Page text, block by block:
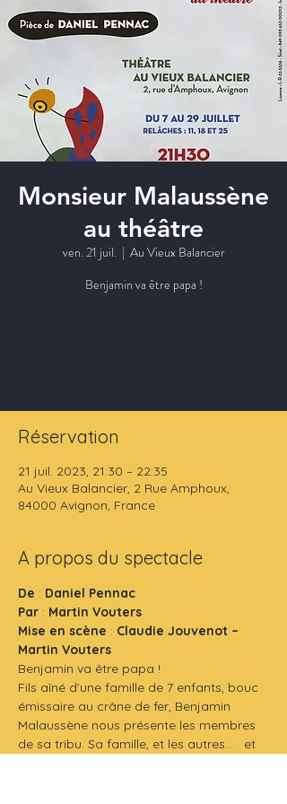
Monsieur Malaussène
au théâtre
ven. 21 juil.
  |
Au Vieux Balancier
Benjamin va être papa !
Réservation
21 juil. 2023, 21:30 – 22:35
Au Vieux Balancier, 2 Rue Amphoux,
84000 Avignon, France
A propos du spectacle
De : Daniel Pennac
Par : Martin Vouters
Mise en scène : Claudie Jouvenot –
Martin Vouters
Benjamin va être papa !
Fils aîné d’une famille de 7 enfants, bouc
émissaire au crâne de fer, Benjamin
Malaussène nous présente les membres
de sa tribu. Sa famille, et les autres…   et